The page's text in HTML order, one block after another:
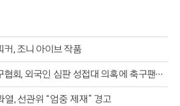
커, 조니 아이브 작품
협회, 외국인 심판 성접대 의혹에 축구팬
열, 선관위 “엄중 제재” 경고